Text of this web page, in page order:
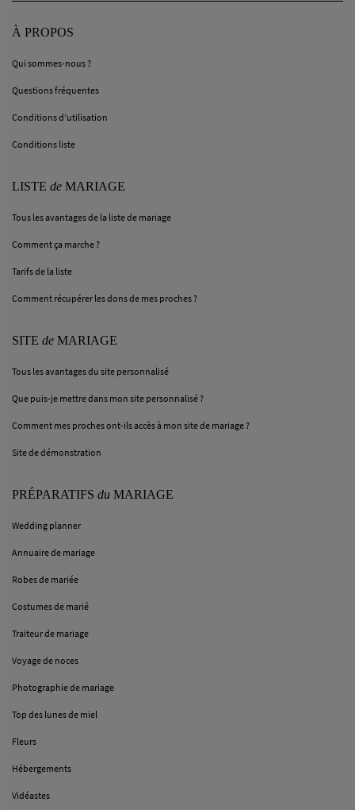
À PROPOS
Qui sommes-nous ?
Questions fréquentes
Conditions d’utilisation
Conditions liste
LISTE de MARIAGE
Tous les avantages de la liste de mariage
Comment ça marche ?
Tarifs de la liste
Comment récupérer les dons de mes proches ?
SITE de MARIAGE
Tous les avantages du site personnalisé
Que puis-je mettre dans mon site personnalisé ?
Comment mes proches ont-ils accès à mon site de mariage ?
Site de démonstration
PRÉPARATIFS du MARIAGE
Wedding planner
Annuaire de mariage
Robes de mariée
Costumes de marié
Traiteur de mariage
Voyage de noces
Photographie de mariage
Top des lunes de miel
Fleurs
Hébergements
Vidéastes